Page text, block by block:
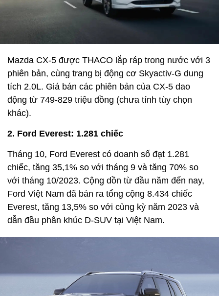
Mazda CX-5 được THACO lắp ráp trong nước với 3
phiên bản, cùng trang bị động cơ Skyactiv-G dung
tích 2.0L. Giá bán các phiên bản của CX-5 dao
động từ 749-829 triệu đồng (chưa tính tùy chọn
khác).
2. Ford Everest: 1.281 chiếc
Tháng 10, Ford Everest có doanh số đạt 1.281
chiếc, tăng 35,1% so với tháng 9 và tăng 70% so
với tháng 10/2023. Cộng dồn từ đầu năm đến nay,
Ford Việt Nam đã bán ra tổng cộng 8.434 chiếc
Everest, tăng 13,5% so với cùng kỳ năm 2023 và
dẫn đầu phân khúc D-SUV tại Việt Nam.